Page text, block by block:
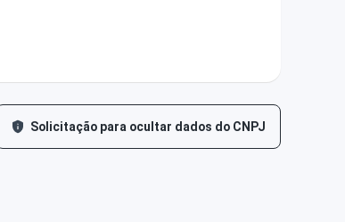
Solicitação para ocultar dados do CNPJ